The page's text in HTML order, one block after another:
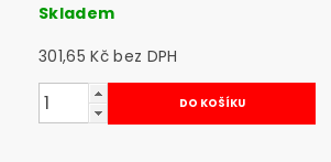
Skladem
301,65 Kč bez DPH